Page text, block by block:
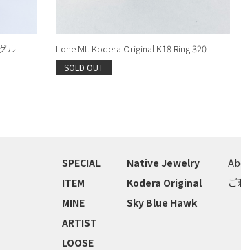
ル Lone Mt. Kodera Original K18 Ring 320
SOLD OUT
SPECIAL
ITEM
MINE
ARTIST
LOOSE
Native Jewelry
Kodera Original
Sky Blue Hawk
ご